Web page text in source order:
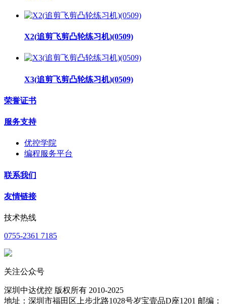
X2(追剪飞剪凸轮练习机)(0509)
X3(追剪飞剪凸轮练习机)(0509)
荣誉证书
服务支持
优控学院
编程服务平台
联系我们
友情链接
技术热线
0755-2361 7185
关注公众号
深圳中达优控 版权所有 2010-2025
地址：深圳市福田区上步北路1028号岁宝壹品D座1201 邮编：